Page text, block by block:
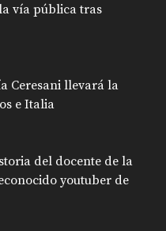
vía pública tras
Ceresani llevará la
e Italia
del docente de la
youtuber de